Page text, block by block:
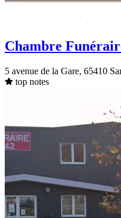
Chambre
5 avenue de la Gare, 65410
top notes